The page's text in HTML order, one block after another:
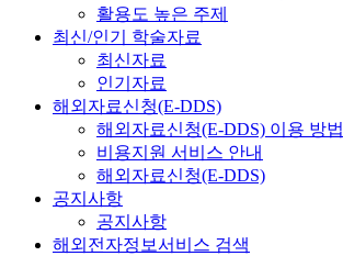
활용도 높은 주제
최신/인기 학술자료
최신자료
인기자료
해외자료신청(E-DDS)
해외자료신청(E-DDS) 이용 방법
비용지원 서비스 안내
해외자료신청(E-DDS)
공지사항
공지사항
해외전자정보서비스 검색